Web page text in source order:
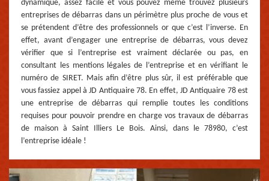
dynamique, assez facile et vous pouvez même trouvez plusieurs
entreprises de débarras dans un périmètre plus proche de vous et
se prétendent d’être des professionnels or que c’est l’inverse. En
effet, avant d’engager une entreprise de débarras, vous devez
vérifier que si l’entreprise est vraiment déclarée ou pas, en
consultant les mentions légales de l’entreprise et en vérifiant le
numéro de SIRET. Mais afin d’être plus sûr, il est préférable que
vous fassiez appel à JD Antiquaire 78. En effet, JD Antiquaire 78 est
une entreprise de débarras qui remplie toutes les conditions
requises pour pouvoir prendre en charge vos travaux de débarras
de maison à Saint Illiers Le Bois. Ainsi, dans le 78980, c’est
l’entreprise idéale !